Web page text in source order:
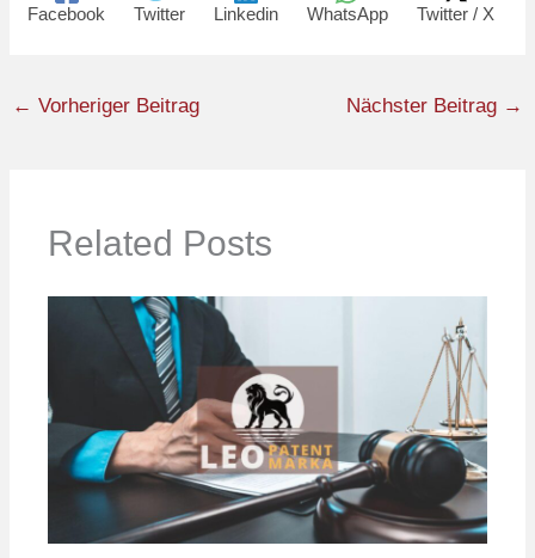
Facebook Twitter Linkedin WhatsApp Twitter / X
← Vorheriger Beitrag Nächster Beitrag →
Related Posts